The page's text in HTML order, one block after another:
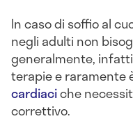
In caso di soffio al
negli adulti non
generalmente,
terapie e raramente
cardiaciche
correttivo.